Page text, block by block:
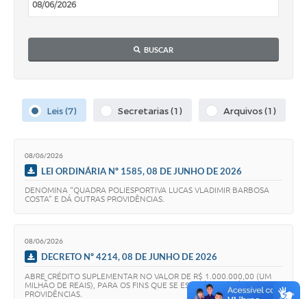
Galeria de Vídeos
Enquete
Sala M. do Empreendedor
Secretarias
BUSCAR
Leis (7) Secretarias (1) Arquivos (1)
08/06/2026
LEI ORDINÁRIA Nº 1585, 08 DE JUNHO DE 2026
DENOMINA “QUADRA POLIESPORTIVA LUCAS VLADIMIR BARBOSA
COSTA” E DÁ OUTRAS PROVIDÊNCIAS.
08/06/2026
DECRETO Nº 4214, 08 DE JUNHO DE 2026
ABRE CRÉDITO SUPLEMENTAR NO VALOR DE R$ 1.000.000,00 (UM
MILHÃO DE REAIS), PARA OS FINS QUE SE ESPECÍFICA E DÁ OUTRAS
PROVIDÊNCIAS.